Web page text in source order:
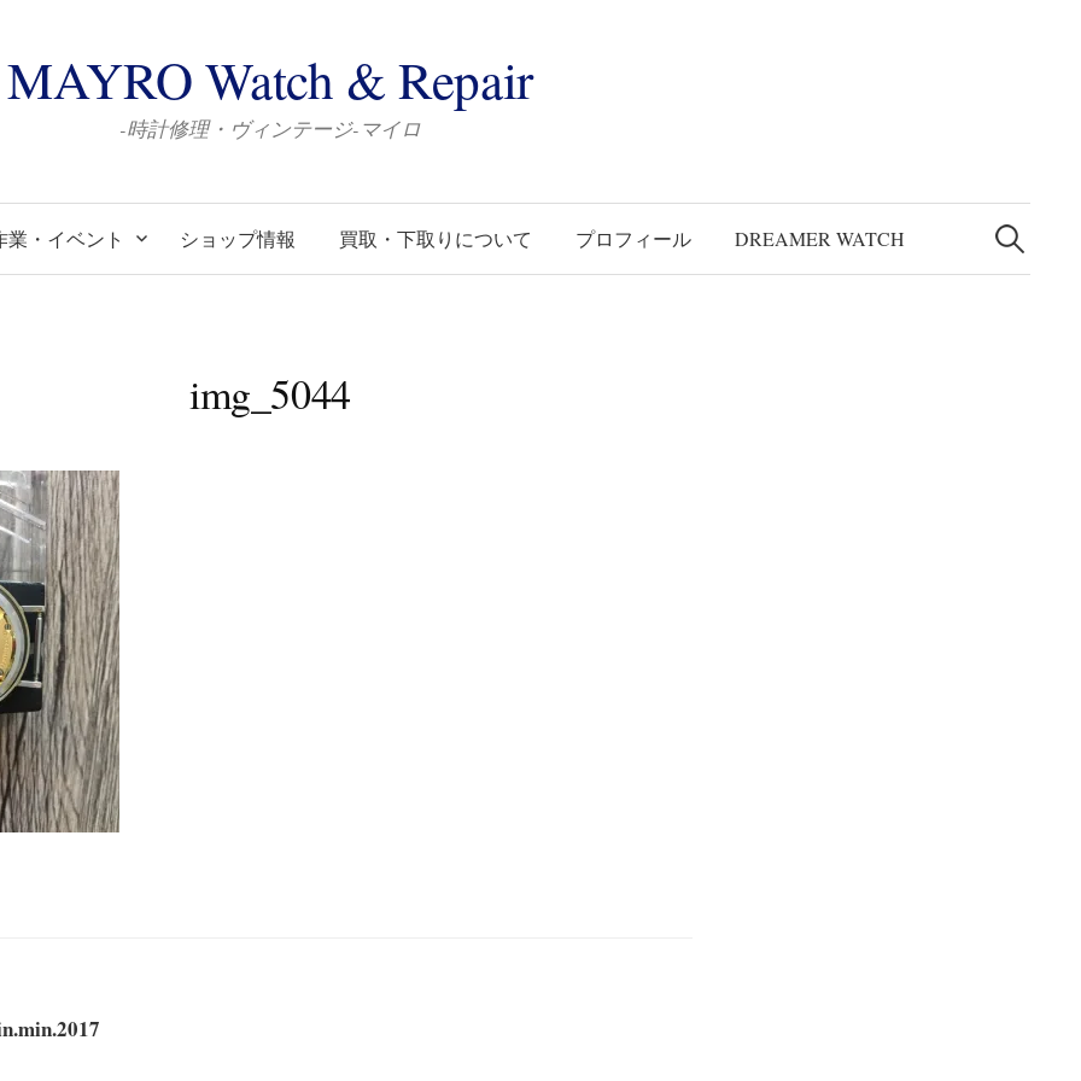
MAYRO Watch & Repair
-時計修理・ヴィンテージ-マイロ
業・イベント ショップ情報 買取・下取りについて プロフィール DREAMER WATCH
検
索:
img_5044